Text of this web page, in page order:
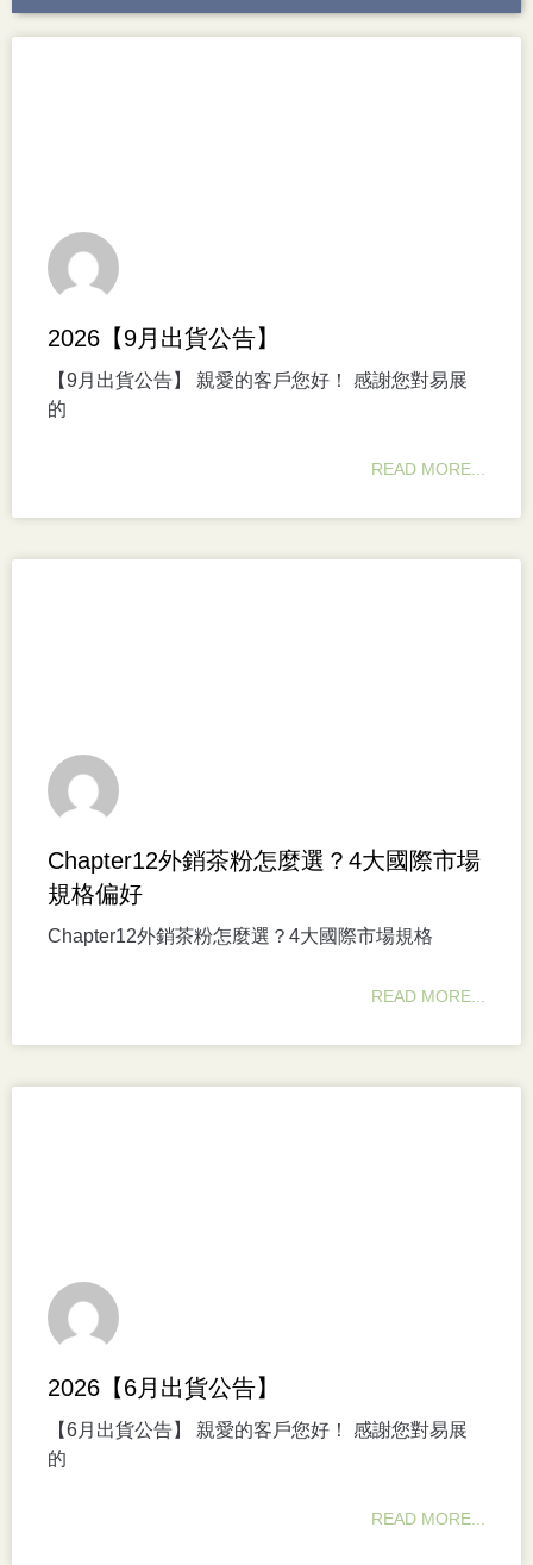
2026【9月出貨公告】
【9月出貨公告】 親愛的客戶您好！ 感謝您對易展
的
READ MORE...
Chapter12外銷茶粉怎麼選？4大國際市場
規格偏好
Chapter12外銷茶粉怎麼選？4大國際市場規格
READ MORE...
2026【6月出貨公告】
【6月出貨公告】 親愛的客戶您好！ 感謝您對易展
的
READ MORE...